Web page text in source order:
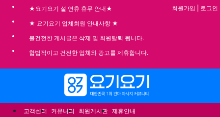
★요기요기 설 연휴 휴무 안내★
★ 요기요기 업체회원 안내사항 ★
불건전한 게시글은 삭제 및 회원탈퇴 됩니다.
합법적이고 건전한 업체와 광고를 제휴합니다.
회원가입 로그인
고객센터 커뮤니티 회원게시판 제휴안내